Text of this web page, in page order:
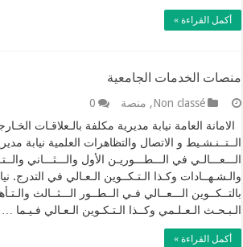
أكمل القراءة »
منصات الخدمات الجامعية
Non classé
, منصة
0
الامانة العامة نيابة مديرية مكلفة بالـﻌﻼﻗـﺎت
اﻟــﺘــﻨـﺸـﻴﻂ و اﻻﺗﺼﺎل واﻟﺘﻈﺎﻫﺮات اﻟﻌﻠﻤﻴﺔ نيابة
اﻟـــﻌـــﺎﻟـﻲ ﻓﻲ اﻟـــﻄـــﻮرﻳـﻦ اﻷول واﻟـــﺜـــﺎﻧﻲ
واﻟـﺸـﻬــﺎدات وﻛـﺬا اﻟـﺘـﻜــﻮﻳﻦ اﻟـﻌـﺎﻟﻲ في التدرج.
بالتــﻜــﻮﻳﻦ اﻟـــﻌــﺎﻟﻲ ﻓـﻲ اﻟــﻄــﻮر اﻟـــﺜــﺎﻟﺚ
اﻟـﺒـحـﺚ اﻟـﻌـلـﻤﻲ وﻛــﺬا اﻟـﺘـﻜـﻮﻳﻦ اﻟـﻌـﺎﻟﻲ ﻓـﻴـﻤﺎ …
أكمل القراءة »